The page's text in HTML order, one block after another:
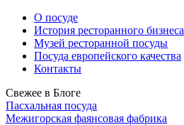
О посуде
История ресторанного бизнеса
Музей ресторанной посуды
Посуда европейского качества
Контакты
Свежее в Блоге
Пасхальная посуда
Межигорская фаянсовая фабрика